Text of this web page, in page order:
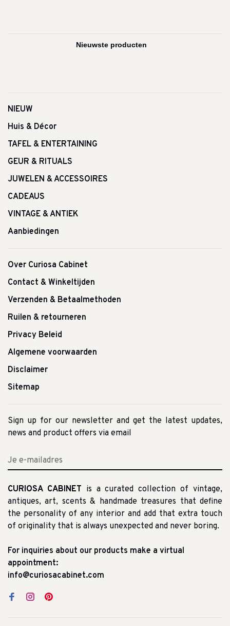
NIEUW
Huis & Décor
TAFEL & ENTERTAINING
GEUR & RITUALS
JUWELEN & ACCESSOIRES
CADEAUS
VINTAGE & ANTIEK
Aanbiedingen
Over Curiosa Cabinet
Contact & Winkeltijden
Verzenden & Betaalmethoden
Ruilen & retourneren
Privacy Beleid
Algemene voorwaarden
Disclaimer
Sitemap
Sign up for our newsletter and get the latest updates,
news and product offers via email
CURIOSA CABINET is a curated collection of vintage,
antiques, art, scents & handmade treasures that define
the personality of any interior and add that extra touch
of originality that is always unexpected and never boring.
For inquiries about our products make a virtual
appointment:
info@curiosacabinet.com